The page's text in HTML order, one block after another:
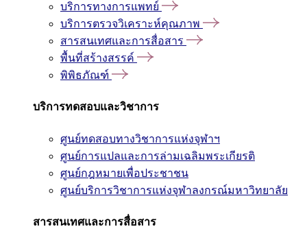
บริการทางการแพทย์
บริการตรวจวิเคราะห์คุณภาพ
สารสนเทศและการสื่อสาร
พื้นที่สร้างสรรค์
พิพิธภัณฑ์
บริการทดสอบและวิชาการ
ศูนย์ทดสอบทางวิชาการแห่งจุฬาฯ
ศูนย์การแปลและการล่ามเฉลิมพระเกียรติ
ศูนย์กฎหมายเพื่อประชาชน
ศูนย์บริการวิชาการแห่งจุฬาลงกรณ์มหาวิทยาลัย
สารสนเทศและการสื่อสาร